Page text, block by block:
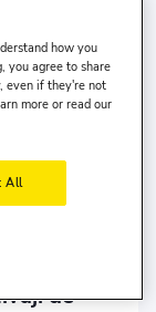
et a30-65
de
how you
you agree to share
even if they're not
more or read our
All